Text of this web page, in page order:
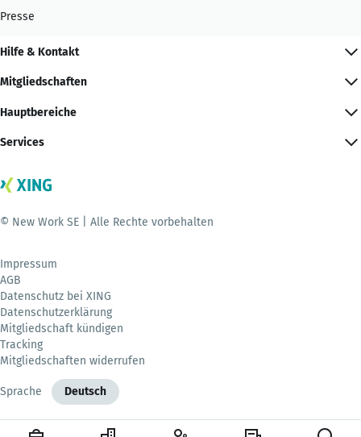
Presse
Hilfe & Kontakt
Mitgliedschaften
Hauptbereiche
Services
© New Work SE | Alle Rechte vorbehalten
Impressum
AGB
Datenschutz bei XING
Datenschutzerklärung
Mitgliedschaft kündigen
Tracking
Mitgliedschaften widerrufen
Sprache Deutsch